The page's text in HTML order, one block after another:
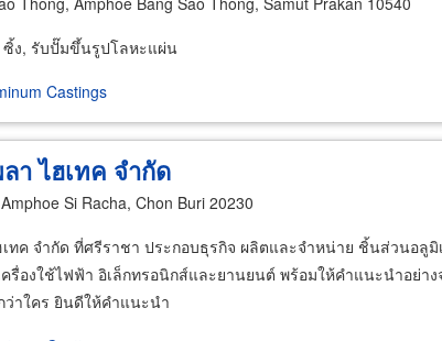
ซิ้ง, รับปั๊มขึ้นรูปโลหะแผ่น
Castings
า ไฮเทค จำกัด
Si Racha, Chon Buri 20230
ทค จำกัด ที่ศรีราชา ประกอบธุรกิจ ผลิตและจำหน่าย ชิ้นส่วนอ
รื่องใช้ไฟฟ้า อิเล็กทรอนิกส์และยานยนต์ พร้อมให้คำแนะนำอย่
ว่าใคร ยินดีให้คำแนะนำ